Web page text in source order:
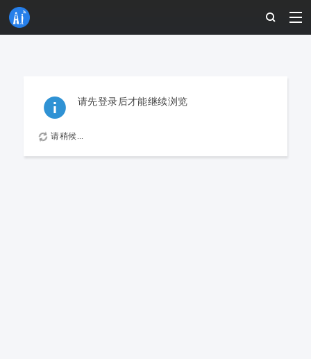
请先登录后才能继续浏览
请稍候...